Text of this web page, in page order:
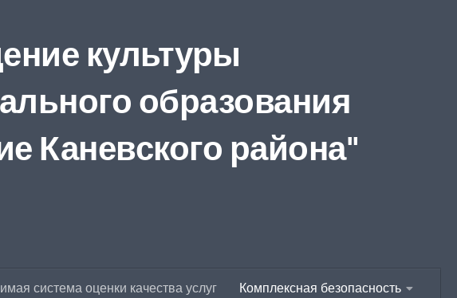
культуры
образования
Каневского района"
система оценки качества услуг Комплексная безопасность